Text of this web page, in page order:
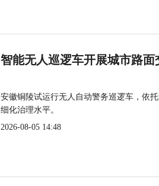
智能无人巡逻车开展城市路面
安徽铜陵试运行无人自动警务巡逻车，依
细化治理水平。
2026-08-05 14:48